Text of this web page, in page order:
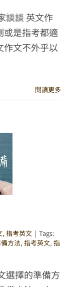
談談 英文作
或是指考都適
作文不外乎以
閱讀更多
, 指考英文 | Tags:
方法, 指考英文, 指
選擇的準備方